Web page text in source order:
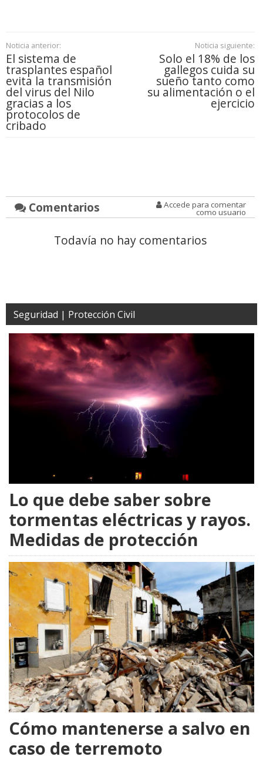
Noticia anterior:
El sistema de
trasplantes español
evita la transmisión
del virus del Nilo
gracias a los
protocolos de
cribado
Noticia siguiente:
Solo el 18% de los
gallegos cuida su
sueño tanto como
su alimentación o el
ejercicio
Comentarios Accede para comentar
como usuario
Todavía no hay comentarios
Seguridad | Protección Civil
Lo que debe saber sobre
tormentas eléctricas y rayos.
Medidas de protección
Cómo mantenerse a salvo en
caso de terremoto